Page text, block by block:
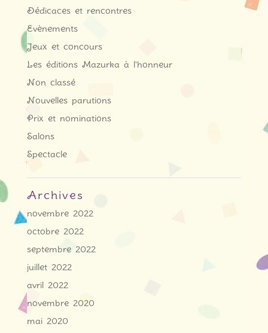
Dédicaces et rencontres
Evènements
Jeux et concours
Les éditions Mazurka à l'honneur
Non classé
Nouvelles parutions
Prix et nominations
Salons
Spectacle
Archives
novembre 2022
octobre 2022
septembre 2022
juillet 2022
avril 2022
novembre 2020
mai 2020